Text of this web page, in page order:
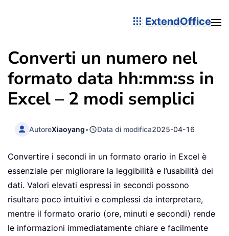
ExtendOffice
Converti un numero nel
formato data hh:mm:ss in
Excel – 2 modi semplici
AutoreXiaoyang• Data di modifica2025-04-16
Convertire i secondi in un formato orario in Excel è
essenziale per migliorare la leggibilità e l’usabilità dei
dati. Valori elevati espressi in secondi possono
risultare poco intuitivi e complessi da interpretare,
mentre il formato orario (ore, minuti e secondi) rende
le informazioni immediatamente chiare e facilmente